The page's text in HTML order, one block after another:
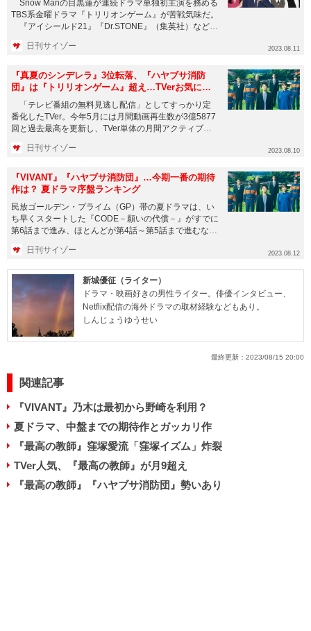
Snow Manの目黒蓮が連続ドラマ単独初主演を務める
TBS系金曜ドラマ『トリリオンゲーム』が苦戦気味だ。
『アイシールド21』『Dr.STONE』（集英社）など
日刊サイゾー 2023.08.11
『真夏のシンデレラ』3位転落、『ハヤブサ消防
団』は『トリリオンゲーム』超え…TVerお気に入
り登録者数ランキング
「テレビ番組の無料見逃し配信」としてすっかり定
番化したTVer。今年5月には月間動画再生数が3億5877
回と過去最高を更新し、TVer単体の月間アクティブユ
日刊サイゾー 2023.08.10
『VIVANT』『ハヤブサ消防団』…今期一番の期待
作は？ 夏ドラマ序盤ランキング
民放ゴールデン・プライム（GP）帯の夏ドラマは、い
ち早くスタートした『CODE－願いの代償－』がすでに
第6話まで進み、ほとんどが第4話～第5話まで進むな
日刊サイゾー 2023.08.12
新城優征（ライター）
ドラマ・映画好きの男性ライター。俳優インタビュー、
Netflix配信の海外ドラマの取材経験などもあり。
しんじょうゆうせい
最終更新： 2023/08/15 20:00
関連記事
『VIVANT』乃木は最初から野崎を利用？
夏ドラマ、中盤までの期待作とガッカリ作
『最高の教師』窪塚愛流「窪塚イズム」炸裂
TVer人気、『最高の教師』が月9超え
『最高の教師』『ハヤブサ消防団』勢いあり